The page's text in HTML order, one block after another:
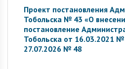
Проект постановления
Тобольска № 43 «О
постановление
Тобольска от 16.03.2021
27.07.2026 № 48